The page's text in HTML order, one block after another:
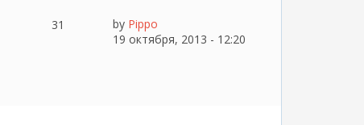
31 by Pippo
19 октября, 2013 - 12:20